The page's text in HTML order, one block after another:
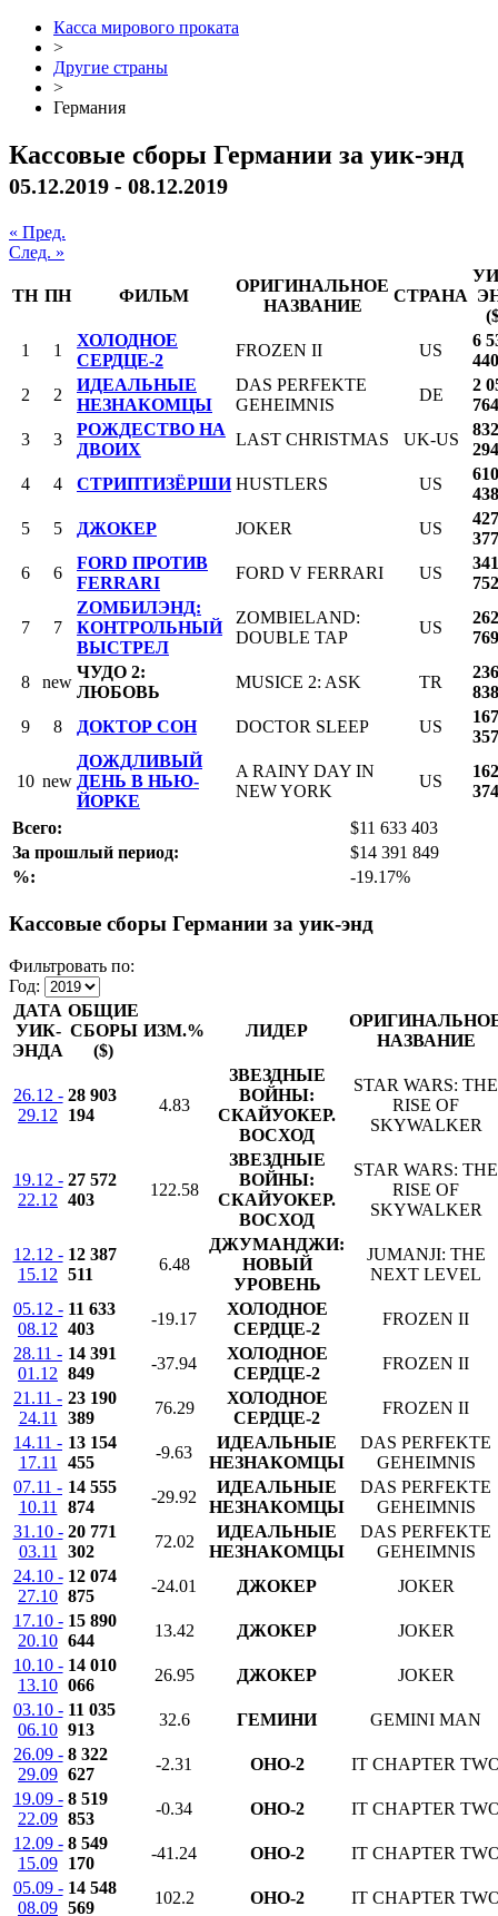
Касса мирового проката
>
Другие страны
>
Германия
Кассовые сборы Германии за уик-энд
05.12.2019 - 08.12.2019
« Пред.
След. »
ТН ПН ФИЛЬМ
ОРИГИНАЛЬНОЕ
НАЗВАНИЕ
СТРАНА
1
1
ХОЛОДНОЕ
СЕРДЦЕ-2
FROZEN II US
6
440
2
2
ИДЕАЛЬНЫЕ
НЕЗНАКОМЦЫ
DAS PERFEKTE
GEHEIMNIS
DE
2
764
3
3
РОЖДЕСТВО НА
ДВОИХ
LAST CHRISTMAS UK-US
832
294
4
4 СТРИПТИЗЁРШИ HUSTLERS US
610
438
5
5 ДЖОКЕР JOKER US
427
377
6
6
FORD ПРОТИВ
FERRARI
FORD V FERRARI US
341
752
7 7
ZОМБИЛЭНД:
КОНТРОЛЬНЫЙ
ВЫСТРЕЛ
ZOMBIELAND:
DOUBLE TAP
US
262
769
8 new
ЧУДО 2:
ЛЮБОВЬ
MUSICE 2: ASK TR
236
838
9
8 ДОКТОР СОН DOCTOR SLEEP US
167
357
10 new
ДОЖДЛИВЫЙ
ДЕНЬ В НЬЮ-
ЙОРКЕ
A RAINY DAY IN
NEW YORK
US
162
374
Всего:
$11 633 403
За прошлый период:
$14 391 849
%:
-19.17%
Кассовые сборы Германии за уик-энд
Фильтровать по:
Год:
ДАТА
УИК-
ЭНДА
ОБЩИЕ
СБОРЫ
($)
ИЗМ.% ЛИДЕР
НАЗВАНИЕ
26.12 -
29.12
28 903
194
4.83
ЗВЕЗДНЫЕ
ВОЙНЫ:
СКАЙУОКЕР.
ВОСХОД
STAR WARS: THE
RISE OF
SKYWALKER
19.12 -
22.12
27 572
403
122.58
ЗВЕЗДНЫЕ
ВОЙНЫ:
СКАЙУОКЕР.
ВОСХОД
STAR WARS: THE
RISE OF
SKYWALKER
12.12 -
15.12
12 387
511
6.48
ДЖУМАНДЖИ:
НОВЫЙ
УРОВЕНЬ
JUMANJI: THE
NEXT LEVEL
05.12 -
08.12
11 633
403
-19.17
ХОЛОДНОЕ
СЕРДЦЕ-2
FROZEN II
28.11 -
01.12
14 391
849
-37.94
ХОЛОДНОЕ
СЕРДЦЕ-2
FROZEN II
21.11 -
24.11
23 190
389
76.29
ХОЛОДНОЕ
СЕРДЦЕ-2
FROZEN II
14.11 -
17.11
13 154
455
-9.63
ИДЕАЛЬНЫЕ
НЕЗНАКОМЦЫ
DAS PERFEKTE
GEHEIMNIS
07.11 -
10.11
14 555
874
-29.92
ИДЕАЛЬНЫЕ
НЕЗНАКОМЦЫ
DAS PERFEKTE
GEHEIMNIS
31.10 -
03.11
20 771
302
72.02
ИДЕАЛЬНЫЕ
НЕЗНАКОМЦЫ
DAS PERFEKTE
GEHEIMNIS
24.10 -
27.10
12 074
875
-24.01 ДЖОКЕР
JOKER
17.10 -
20.10
15 890
644
13.42 ДЖОКЕР
JOKER
10.10 -
13.10
14 010
066
26.95 ДЖОКЕР
JOKER
03.10 -
06.10
11 035
913
32.6 ГЕМИНИ
GEMINI MAN
26.09 -
29.09
8 322
627
-2.31 ОНО-2
IT CHAPTER
19.09 -
22.09
8 519
853
-0.34 ОНО-2
IT CHAPTER
12.09 -
15.09
8 549
170
-41.24 ОНО-2
IT CHAPTER
05.09 -
08.09
14 548
569
102.2 ОНО-2 IT CHAPTER